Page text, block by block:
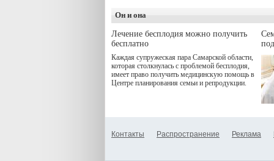
Он и она
Лечение бесплодия можно получить
бесплатно
Каждая супружеская пара Самарской области,
которая столкнулась с проблемой бесплодия,
имеет право получить медицинскую помощь в
Центре планирования семьи и репродукции.
Контакты Распространение Реклама